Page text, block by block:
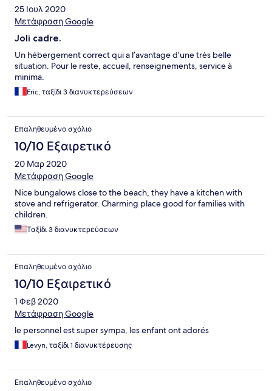
25 Ιουλ 2020
Μετάφραση Google
Joli cadre.
Un hébergement correct qui a l’avantage d’une très belle
situation. Pour le reste, accueil, renseignements, service à
minima.
Eric, ταξίδι 3 διανυκτερεύσεων
Επαληθευμένο σχόλιο
10/10 Εξαιρετικό
20 Μαρ 2020
Μετάφραση Google
Nice bungalows close to the beach, they have a kitchen with
stove and refrigerator. Charming place good for families with
children.
Ταξίδι 3 διανυκτερεύσεων
Επαληθευμένο σχόλιο
10/10 Εξαιρετικό
1 Φεβ 2020
Μετάφραση Google
le personnel est super sympa, les enfant ont adorés
Levyn, ταξίδι 1 διανυκτέρευσης
Επαληθευμένο σχόλιο